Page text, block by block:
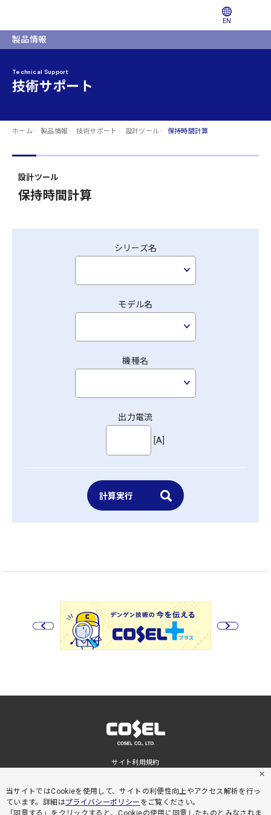
当サイトではCookieを使用して、サイトの利便性向上やアクセス解析を行っ
ています。詳細はプライバシーポリシー をご覧ください。
「同意する」をクリックすると、Cookieの使用に同意したものとみなされま
EN
製品情報
Technical Support
技術サポート
ホーム 製品情報 技術サポート 設計ツール 保持時間計算
設計ツール
保持時間計算
シリーズ名
モデル名
機種名
出力電流
[A]
計算実行
サイト利用規約